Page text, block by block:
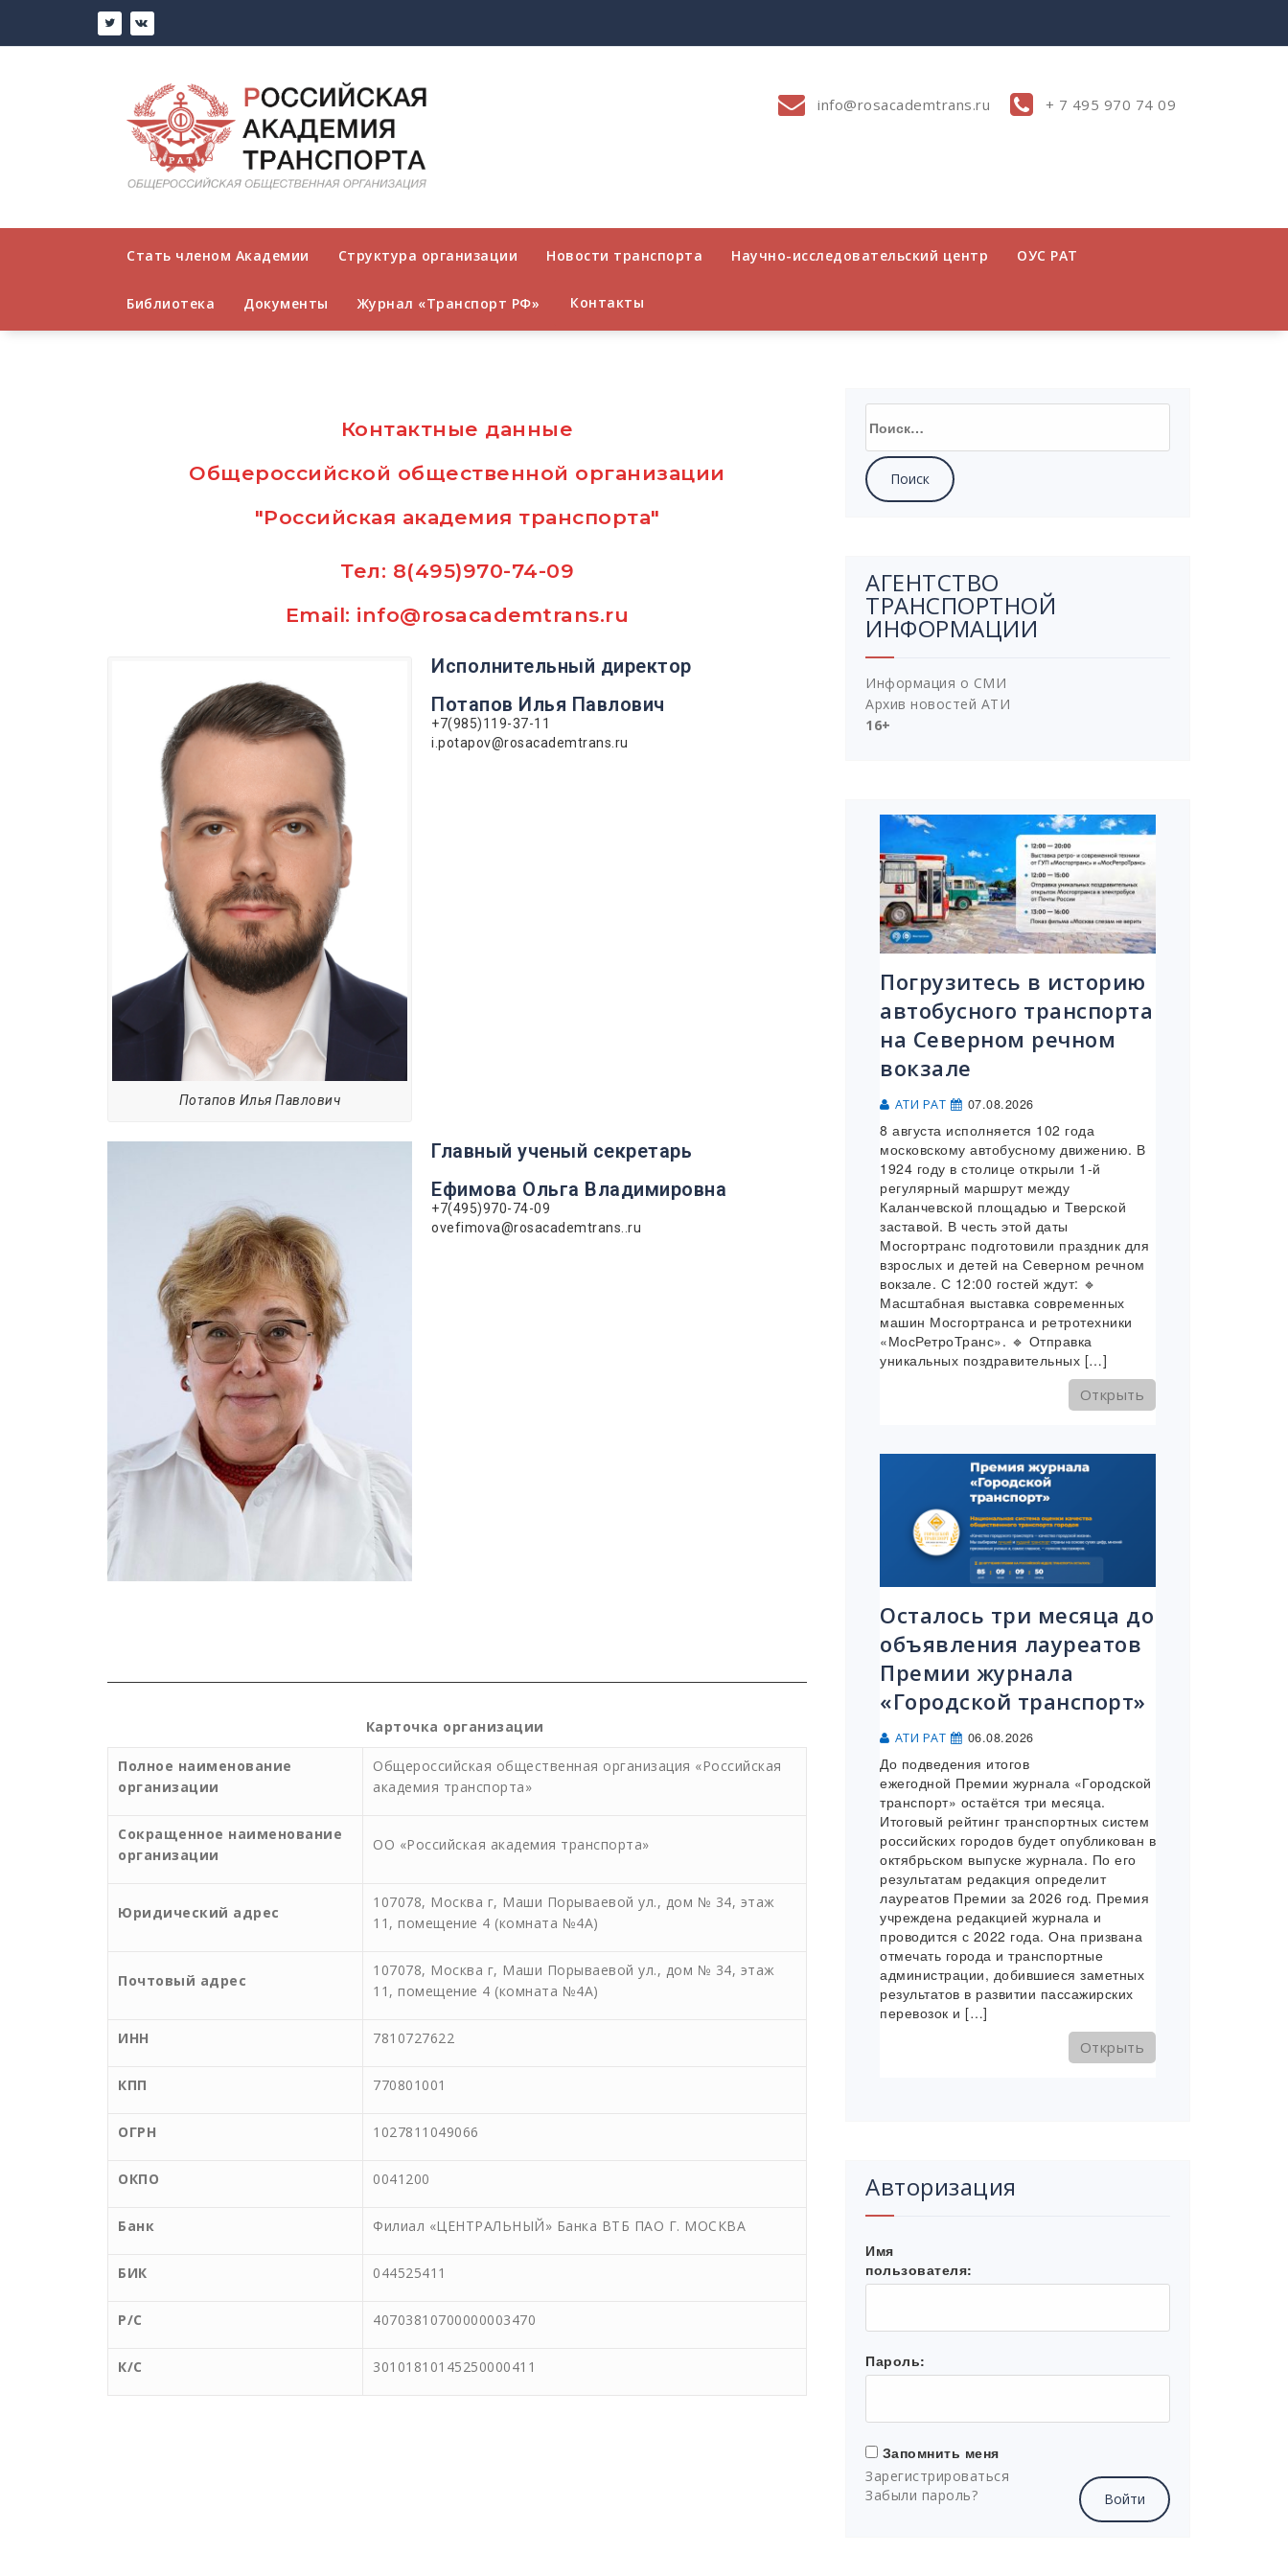
info@rosacademtrans.ru + 7 495 970 74 09
Стать членом Академии Структура организации Новости транспорта Научно-исследовательский центр ОУС РАТ
Библиотека Документы Журнал «Транспорт РФ» Контакты
Контактные данные
Общероссийской общественной организации
"Российская академия транспорта"
Тел: 8(495)970-74-09
Email: info@rosacademtrans.ru
Потапов Илья Павлович
Исполнительный директор
Потапов Илья Павлович
+7(985)119-37-11
i.potapov@rosacademtrans.ru
Главный ученый секретарь
Ефимова Ольга Владимировна
+7(495)970-74-09
ovefimova@rosacademtrans..ru
Карточка организации
Полное наименование
организации
Общероссийская общественная организация «Российская
академия транспорта»
Сокращенное наименование
организации
ОО «Российская академия транспорта»
Юридический адрес
107078, Москва г, Маши Порываевой ул., дом № 34, этаж
11, помещение 4 (комната №4А)
Почтовый адрес
107078, Москва г, Маши Порываевой ул., дом № 34, этаж
11, помещение 4 (комната №4А)
ИНН 7810727622
КПП 770801001
ОГРН 1027811049066
ОКПО 0041200
Банк Филиал «ЦЕНТРАЛЬНЫЙ» Банка ВТБ ПАО Г. МОСКВА
БИК 044525411
Р/С 40703810700000003470
К/С 30101810145250000411
АГЕНТСТВО
ТРАНСПОРТНОЙ
ИНФОРМАЦИИ
Информация о СМИ
Архив новостей АТИ
16+
Погрузитесь в историю
автобусного транспорта
на Северном речном
вокзале
АТИ РАТ 07.08.2026
8 августа исполняется 102 года
московскому автобусному движению. В
1924 году в столице открыли 1-й
регулярный маршрут между
Каланчевской площадью и Тверской
заставой. В честь этой даты
Мосгортранс подготовили праздник для
взрослых и детей на Северном речном
вокзале. С 12:00 гостей ждут: 🔹
Масштабная выставка современных
машин Мосгортранса и ретротехники
«МосРетроТранс». 🔹 Отправка
уникальных поздравительных […]
Открыть
Осталось три месяца до
объявления лауреатов
Премии журнала
«Городской транспорт»
АТИ РАТ 06.08.2026
До подведения итогов
ежегодной Премии журнала «Городской
транспорт» остаётся три месяца.
Итоговый рейтинг транспортных систем
российских городов будет опубликован в
октябрьском выпуске журнала. По его
результатам редакция определит
лауреатов Премии за 2026 год. Премия
учреждена редакцией журнала и
проводится с 2022 года. Она призвана
отмечать города и транспортные
администрации, добившиеся заметных
результатов в развитии пассажирских
перевозок и […]
Открыть
Авторизация
Имя
пользователя:
Пароль:
Запомнить меня
Войти
Зарегистрироваться
Забыли пароль?